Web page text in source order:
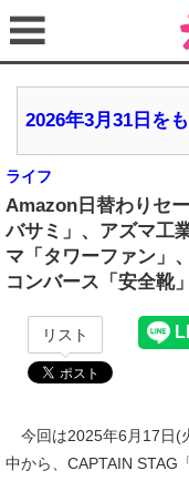
2026年3月31日を
ライフ
Amazon日替わりセ
バサミ」、アズマ工
マ「タワーファン」
コンバース「安全靴」
リスト
今回は2025年6月17日(
中から、CAPTAIN STAG